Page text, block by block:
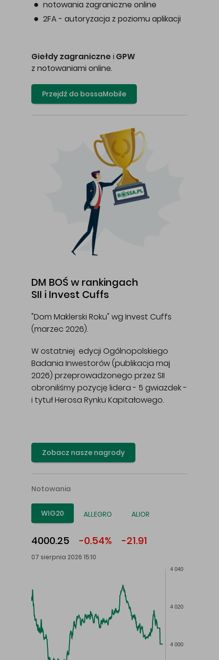
notowania zagraniczne online
2FA - autoryzacja z poziomu aplikacji
Giełdy zagraniczne i GPW
z notowaniami online.
Przejdź do bossaMobile
DM BOŚ w rankingach
SII i Invest Cuffs
"Dom Maklerski Roku" wg Invest Cuffs
(marzec 2026).
W ostatniej edycji Ogólnopolskiego
Badania Inwestorów (publikacja maj
2026) przeprowadzonego przez SII
obroniliśmy pozycję lidera - 5 gwiazdek -
i tytuł Herosa Rynku Kapitałowego.
Zobacz nasze nagrody
Notowania
WIG20 ALLEGRO ALIOR
4000.25 -0.54% -21.91
07 sierpnia 2026 15:10
4 000
4 020
4 040